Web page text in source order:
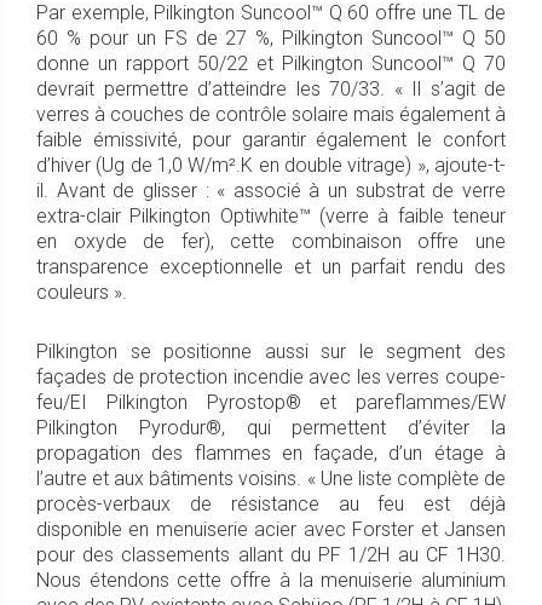
Par exemple, Pilkington Suncool™ Q 60 offre une TL de
60 % pour un FS de 27 %, Pilkington Suncool™ Q 50
donne un rapport 50/22 et Pilkington Suncool™ Q 70
devrait permettre d’atteindre les 70/33. « Il s’agit de
verres à couches de contrôle solaire mais également à
faible émissivité, pour garantir également le confort
d’hiver (Ug de 1,0 W/m².K en double vitrage) », ajoute-t-
il. Avant de glisser : « associé à un substrat de verre
extra-clair Pilkington Optiwhite™ (verre à faible teneur
en oxyde de fer), cette combinaison offre une
transparence exceptionnelle et un parfait rendu des
couleurs ».
Pilkington se positionne aussi sur le segment des
façades de protection incendie avec les verres coupe-
feu/EI Pilkington Pyrostop® et pareflammes/EW
Pilkington Pyrodur®, qui permettent d’éviter la
propagation des flammes en façade, d’un étage à
l’autre et aux bâtiments voisins. « Une liste complète de
procès-verbaux de résistance au feu est déjà
disponible en menuiserie acier avec Forster et Jansen
pour des classements allant du PF 1/2H au CF 1H30.
Nous étendons cette offre à la menuiserie aluminium